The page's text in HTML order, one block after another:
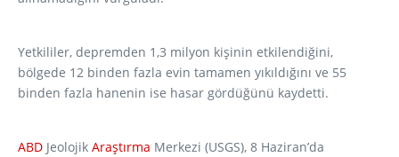
Yetkililer, depremden 1,3 milyon kişinin etkilendiğini,
bölgede 12 binden fazla evin tamamen yıkıldığını ve 55
binden fazla hanenin ise hasar gördüğünü kaydetti.
ABD Jeolojik Araştırma Merkezi (USGS), 8 Haziran’da